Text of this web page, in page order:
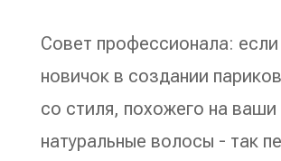
Совет профессионала:
новичок в создании
со стиля, похожего на ваши
натуральные волосы - так